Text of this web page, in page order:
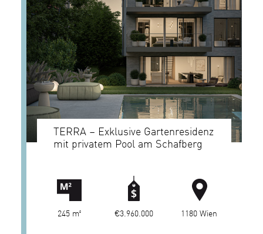
TERRA – Exklusive Gartenresidenz
mit privatem Pool am Schafberg
245 m² €3.960.000 1180 Wien